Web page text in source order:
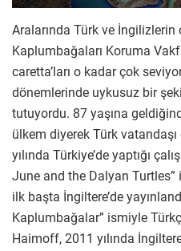
Aralarında Türk ve
Kaplumbağaları Koruma
caretta’ları o kadar çok
dönemlerinde uykusuz bir
tutuyordu. 87 yaşına
ülkem diyerek Türk
yılında Türkiye’de yaptığı
June and the Dalyan
ilk başta İngiltere’de
Kaplumbağalar” ismiyle
Haimoff, 2011 yılında